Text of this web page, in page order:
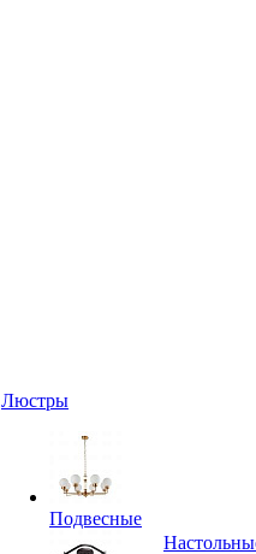
Люстры
Подвесные